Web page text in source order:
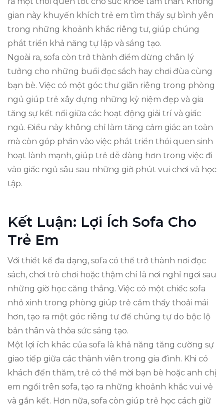
gian này khuyến khích trẻ em tìm thấy sự bình yên
trong những khoảnh khắc riêng tư, giúp chúng
phát triển khả năng tự lập và sáng tạo.
Ngoài ra, sofa còn trở thành điểm dừng chân lý
tưởng cho những buổi đọc sách hay chơi đùa cùng
bạn bè. Việc có một góc thư giãn riêng trong phòng
ngủ giúp trẻ xây dựng những kỷ niệm đẹp và gia
tăng sự kết nối giữa các hoạt động giải trí và giấc
ngủ. Điều này không chỉ làm tăng cảm giác an toàn
mà còn góp phần vào việc phát triển thói quen sinh
hoạt lành mạnh, giúp trẻ dễ dàng hơn trong việc đi
vào giấc ngủ sâu sau những giờ phút vui chơi và học
tập.
Kết Luận: Lợi Ích Sofa Cho
Trẻ Em
Với thiết kế đa dạng, sofa có thể trở thành nơi đọc
sách, chơi trò chơi hoặc thậm chí là nơi nghỉ ngơi sau
những giờ học căng thẳng. Việc có một chiếc sofa
nhỏ xinh trong phòng giúp trẻ cảm thấy thoải mái
hơn, tạo ra một góc riêng tư để chúng tự do bộc lộ
bản thân và thỏa sức sáng tạo.
Một lợi ích khác của sofa là khả năng tăng cường sự
giao tiếp giữa các thành viên trong gia đình. Khi có
khách đến thăm, trẻ có thể mời bạn bè hoặc anh chị
em ngồi trên sofa, tạo ra những khoảnh khắc vui vẻ
và gắn kết. Hơn nữa, sofa còn giúp trẻ học cách giữ